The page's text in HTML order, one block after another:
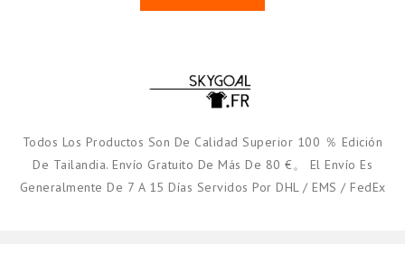
Todos Los Productos Son De Calidad Superior 100 ％ Edición
De Tailandia. Envío Gratuito De Más De 80 €。 El Envío Es
Generalmente De 7 A 15 Días Servidos Por DHL / EMS / FedEx